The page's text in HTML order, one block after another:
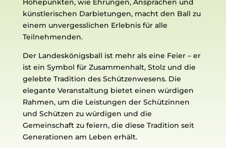
Höhepunkten, wie Ehrungen, Ansprachen und
künstlerischen Darbietungen, macht den Ball zu
einem unvergesslichen Erlebnis für alle
Teilnehmenden.
Der Landeskönigsball ist mehr als eine Feier – er
ist ein Symbol für Zusammenhalt, Stolz und die
gelebte Tradition des Schützenwesens. Die
elegante Veranstaltung bietet einen würdigen
Rahmen, um die Leistungen der Schützinnen
und Schützen zu würdigen und die
Gemeinschaft zu feiern, die diese Tradition seit
Generationen am Leben erhält.